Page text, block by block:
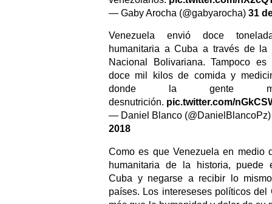
— Gaby Arocha (@gabyarocha) 31
Venezuela envió doce
humanitaria a Cuba a través de la
Nacional Bolivariana. Tampoco
doce mil kilos de comida y
donde la gente
desnutrición. pic.twitter.com/
— Daniel Blanco
2018
Como es que Venezuela en medio
humanitaria de la historia, puede
Cuba y negarse a recibir lo
países. Los intereseses políticos del